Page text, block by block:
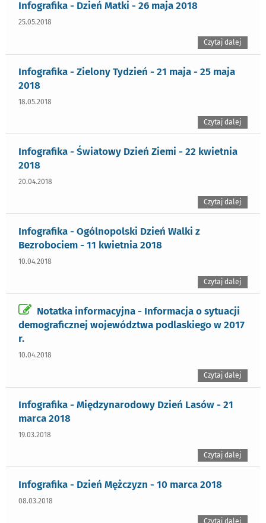
Infografika - Dzień Matki - 26 maja 2018
25.05.2018
Czytaj dalej
Infografika - Zielony Tydzień - 21 maja - 25 maja
2018
18.05.2018
Czytaj dalej
Infografika - Światowy Dzień Ziemi - 22 kwietnia
2018
20.04.2018
Czytaj dalej
Infografika - Ogólnopolski Dzień Walki z
Bezrobociem - 11 kwietnia 2018
10.04.2018
Czytaj dalej
Notatka informacyjna - Informacja o sytuacji
demograficznej województwa podlaskiego w 2017
r.
10.04.2018
Czytaj dalej
Infografika - Międzynarodowy Dzień Lasów - 21
marca 2018
19.03.2018
Czytaj dalej
Infografika - Dzień Mężczyzn - 10 marca 2018
08.03.2018
Czytaj dalej